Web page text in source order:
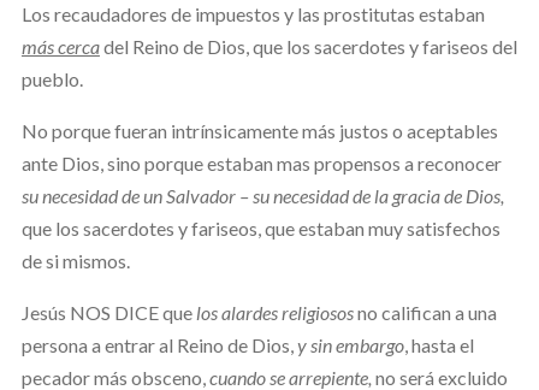
Los recaudadores de impuestos y las prostitutas estaban
más cercadel Reino de Dios, que los sacerdotes y fariseos del
pueblo.
No porque fueran intrínsicamente más justos o aceptables
ante Dios, sino porque estaban mas propensos a reconocer
su necesidad de un Salvador – su necesidad de la gracia de Dios,
que los sacerdotes y fariseos, que estaban muy satisfechos
de si mismos.
Jesús NOS DICE que los alardes religiososno califican a una
persona a entrar al Reino de Dios,y sin embargo, hasta el
pecador más obsceno,cuando se arrepiente, no será excluido